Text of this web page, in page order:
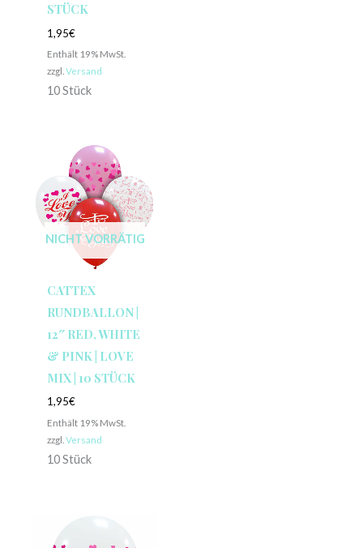
STÜCK
1,95€
Enthält 19% MwSt.
zzgl. Versand
10 Stück
NICHT VORRÄTIG
CATTEX
RUNDBALLON |
12″ RED, WHITE
& PINK | LOVE
MIX | 10 STÜCK
1,95€
Enthält 19% MwSt.
zzgl. Versand
10 Stück